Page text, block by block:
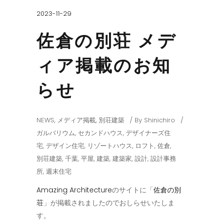
2023-11-29
佐倉の別荘 メデ
ィア掲載のお知
らせ
NEWS, メディア掲載, 別荘建築 By Shinichiro
ガルバリウム, セカンドハウス, デザイナーズ住
宅, デザイン住宅, リゾートハウス, ロフト, 佐倉,
別荘建築, 千葉, 平屋, 建築, 建築家, 設計, 設計事務
所, 週末住宅
Amazing Architectureのサイトに「佐倉の別
荘」が掲載されましたのでおしらせいたしま
す。